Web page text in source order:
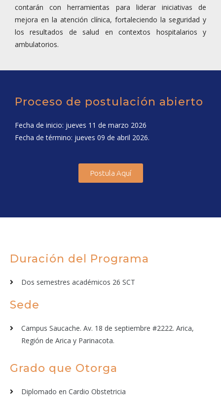
contarán con herramientas para liderar iniciativas de
mejora en la atención clínica, fortaleciendo la seguridad y
los resultados de salud en contextos hospitalarios y
ambulatorios.
Proceso de postulación abierto
Fecha de inicio: jueves 11 de marzo 2026
Fecha de término: jueves 09 de abril 2026.
Postula Aquí
Duración del Programa
Dos semestres académicos 26 SCT
Sede
Campus Saucache. Av. 18 de septiembre #2222. Arica,
Región de Arica y Parinacota.
Grado que Otorga
Diplomado en Cardio Obstetricia